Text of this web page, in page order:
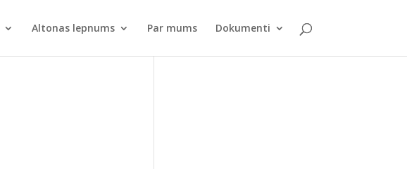
Altonas lepnums Par mums Dokumenti